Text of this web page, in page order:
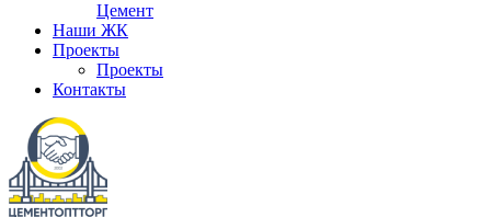
Цемент
Наши ЖК
Проекты
Проекты
Контакты